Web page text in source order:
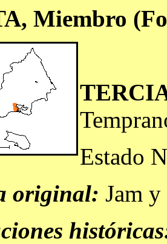
Miembro
Estado
original: Jam